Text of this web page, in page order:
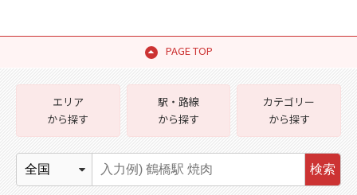
PAGE TOP
エリア
から探す
駅・路線
から探す
カテゴリー
から探す
検索